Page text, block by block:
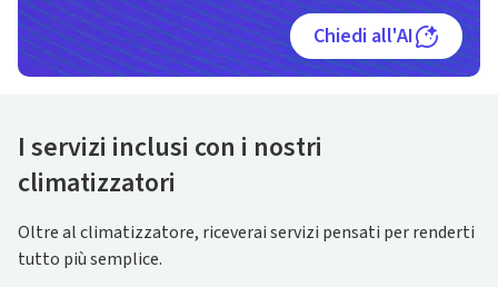
Chiedi all'AI
I servizi inclusi con i nostri
climatizzatori
Oltre al climatizzatore, riceverai servizi pensati per renderti
tutto più semplice.